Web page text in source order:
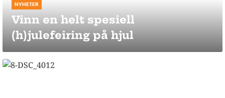
NYHETER
Vinn en helt spesiell
(h)julefeiring på hjul